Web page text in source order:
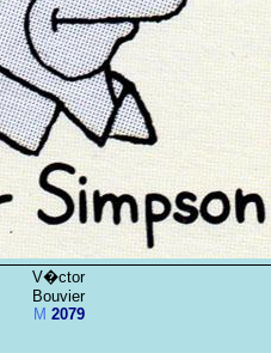
V�ctor
Bouvier
M 2079